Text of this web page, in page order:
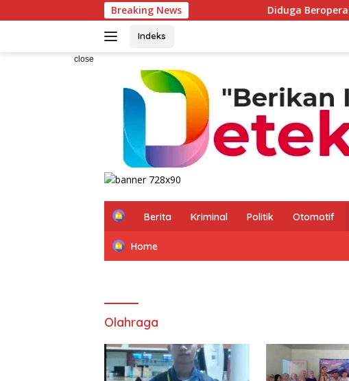
to
Breaking NewsDiduga Beroperasi Saat Izin
Indeks
close
H
e
Berita Kriminal Politik Otomotif
Home
Olahraga